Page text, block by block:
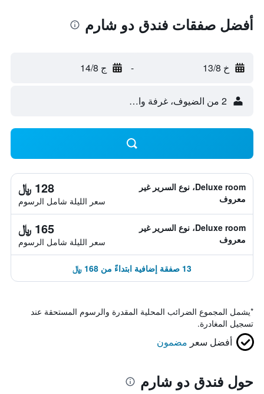
أفضل صفقات فندق دو شارم
خ 13/8 - ج 14/8
2 من الضيوف، غرفة واحدة
Deluxe room، نوع السرير غير
معروف
128 ﷼
سعر الليلة شامل الرسوم
Deluxe room، نوع السرير غير
معروف
165 ﷼
سعر الليلة شامل الرسوم
13 صفقة إضافية ابتداءً من 168 ﷼
*يشمل المجموع الضرائب المحلية المقدرة والرسوم المستحقة عند
تسجيل المغادرة.
أفضل سعر مضمون
حول فندق دو شارم